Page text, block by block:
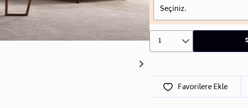
Seçiniz.
1
Favorilere Ekle